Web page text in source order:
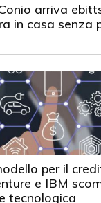
arriva
in casa senza
per il
e IBM
tecnologica